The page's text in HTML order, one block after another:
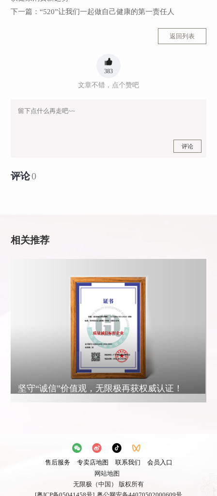
下一篇：“520”让我们一起做自己健康的第一责任人
返回列表
383
文章不错，点个赞吧
评论
评论0
相关推荐
坚守“诚信”价值观，无限极再获权威认证！
售后服务 专卖店地图 联系我们
会员入口
网站地图
无限极（中国） 版权所有